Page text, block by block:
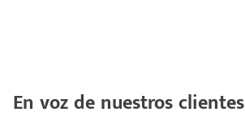
En voz de nuestros clientes